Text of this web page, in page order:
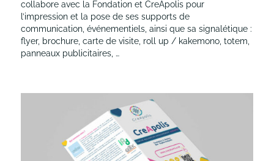
collabore avec la Fondation et CreApolis pour
l’impression et la pose de ses supports de
communication, événementiels, ainsi que sa signalétique :
flyer, brochure, carte de visite, roll up / kakemono, totem,
panneaux publicitaires, …